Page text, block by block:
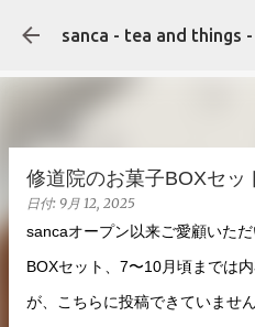
スキップしてメイ
sanca - tea and things -
修道院のお菓子BOXセッ
日付: 9月 12, 2025
sancaオープン以来ご愛顧いた
BOXセット、7〜10月頃までは
が、こちらに投稿できていませ